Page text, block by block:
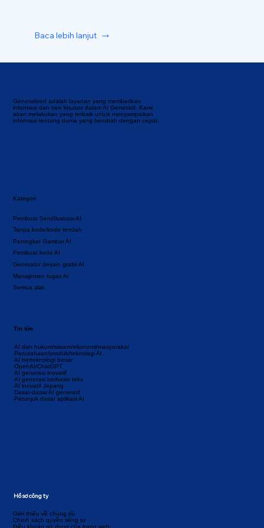
Generatived adalah layanan yang memberikan
informasi dan tren khusus dalam AI Generatif. Kami
akan melakukan yang terbaik untuk menyampaikan
informasi tentang dunia yang berubah dengan cepat.
Kategori
Semua alat
Manajemen tugas AI
Generator desain grafis AI
Tanpa kode/kode rendah
Pembuat kode AI
Peningkat Gambar AI
Pembuat Seni/Ilustrasi AI
AI dan hukum/sistem/ekonomi/masyarakat
Perusahaan/produk/teknologi AI
AI berteknologi besar
OpenAI/ChatGPT
AI generasi inovatif
AI generasi berbasis teks
AI inovatif Jepang
Dasar-dasar AI generatif
Petunjuk dasar aplikasi AI
Tin tức
Giới thiệu về chúng tôi
Chính sách quyền riêng tư
Điều khoản sử dụng của trang web
Hồ sơ công ty
Baca lebih lanjut